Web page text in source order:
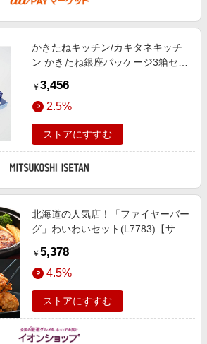
かきたねキッチン/カキタネキッチ
ン かきたね銀座パッケージ3箱セッ
子）【三越伊勢丹/公式】
￥ 3,456
2.5%
ストアにすすむ
北海道の人気店！「ファイヤーバー
グ」わいわいセット(L7783)【サク
＆ご褒美ギフト】
￥ 5,378
4.5%
ストアにすすむ